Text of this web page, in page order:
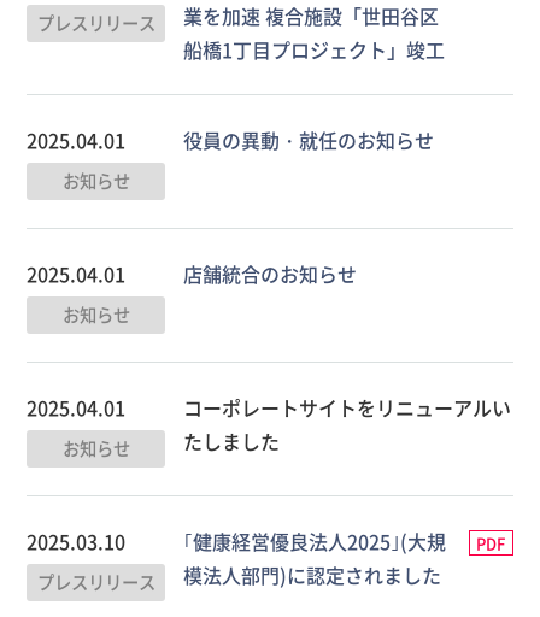
プレスリリース
業を加速 複合施設「世田谷区
船橋1丁目プロジェクト」竣工
2025.04.01
お知らせ
役員の異動・就任のお知らせ
2025.04.01
お知らせ
店舗統合のお知らせ
2025.04.01
お知らせ
コーポレートサイトをリニューアルい
たしました
2025.03.10
プレスリリース
｢健康経営優良法人2025｣(大規
模法人部門)に認定されました
PDF